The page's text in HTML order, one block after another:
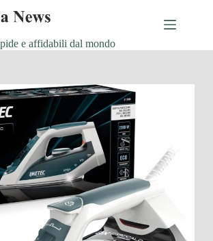
e affidabili dal mondo